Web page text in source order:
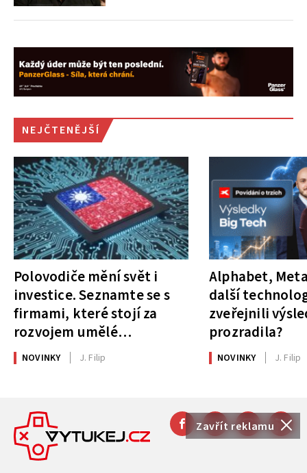
Zavřít reklamu
NEJČTENĚJŠÍ
Polovodiče mění svět i
investice. Seznamte se s
firmami, které stojí za
rozvojem umělé
inteligence
NOVINKY J. Filip
Alphabet,
další
zveřejnili
prozradila?
NOVINKY J. Filip